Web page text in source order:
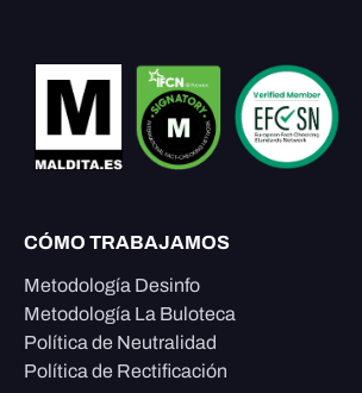
CÓMO TRABAJAMOS
Metodología Desinfo
Metodología La Buloteca
Política de Neutralidad
Política de Rectificación